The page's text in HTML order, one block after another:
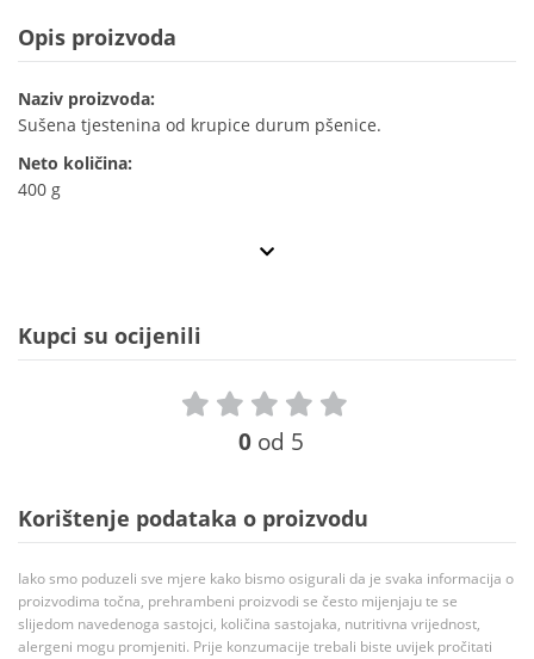
Opis proizvoda
Naziv proizvoda:
Sušena tjestenina od krupice durum pšenice.
Neto količina:
400 g
Kupci su ocijenili
0 od 5
Korištenje podataka o proizvodu
Iako smo poduzeli sve mjere kako bismo osigurali da je svaka informacija o
proizvodima točna, prehrambeni proizvodi se često mijenjaju te se
slijedom navedenoga sastojci, količina sastojaka, nutritivna vrijednost,
alergeni mogu promjeniti. Prije konzumacije trebali biste uvijek pročitati